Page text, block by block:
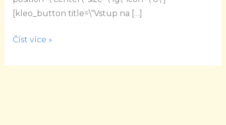
[kleo_button title=\“Vstup na […]
Číst více »